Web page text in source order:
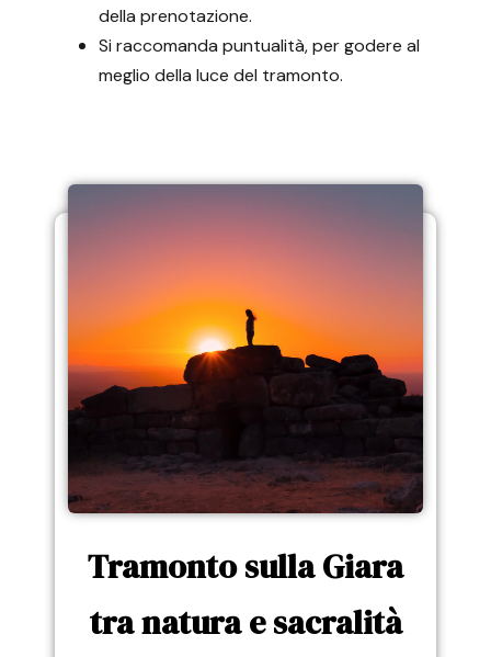
della prenotazione.
Si raccomanda puntualità, per godere al
meglio della luce del tramonto.
Tramonto sulla Giara
tra natura e sacralità